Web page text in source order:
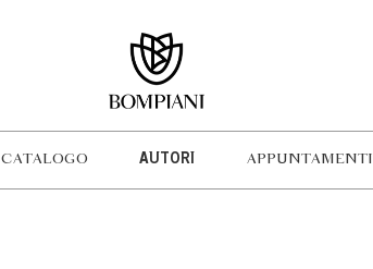
CATALOGO AUTORI APPUNTAMENTI